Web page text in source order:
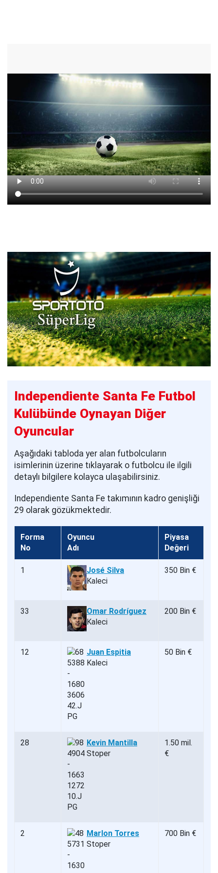
Independiente Santa Fe Futbol
Kulübünde Oynayan Diğer
Oyuncular
Aşağıdaki tabloda yer alan futbolcuların
isimlerinin üzerine tıklayarak o futbolcu ile ilgili
detaylı bilgilere kolayca ulaşabilirsiniz.
Independiente Santa Fe takımının kadro genişliği
29 olarak gözükmektedir.
Forma
No
Oyuncu
Adı
Piyasa
Değeri
1
José Silva
Kaleci
350 Bin €
33
Omar Rodríguez
Kaleci
200 Bin €
12
Juan Espitia
Kaleci
50 Bin €
28
Kevin Mantilla
Stoper
1.50 mil.
€
2
Marlon Torres
Stoper
700 Bin €